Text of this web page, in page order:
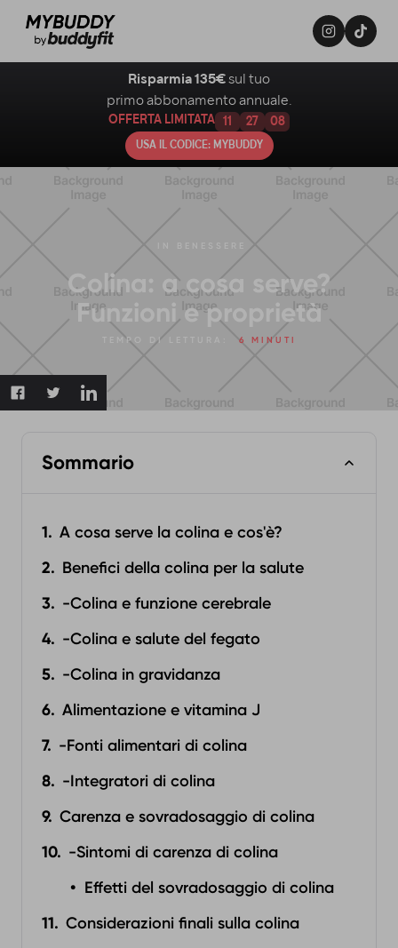
Colina: a cosa serve?
Funzioni e proprietà
TEMPO DI LETTURA: 6 MINUTI
Sommario
A cosa serve la colina e cos'è?
Benefici della colina per la salute
-Colina e funzione cerebrale
-Colina e salute del fegato
-Colina in gravidanza
Alimentazione e vitamina J
-Fonti alimentari di colina
-Integratori di colina
Carenza e sovradosaggio di colina
-Sintomi di carenza di colina
Effetti del sovradosaggio di colina
Considerazioni finali sulla colina
Risparmia 135€ sul tuo
primo abbonamento annuale.
OFFERTA LIMITATA 11 27 07
USA IL CODICE: MYBUDDY